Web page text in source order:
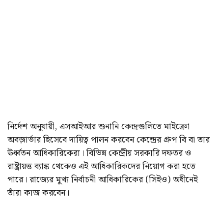
নির্দেশ অনুযায়ী, এসআইআর শুনানি কেন্দ্রগুলিতে মাইক্রো
অবজ়ার্ভার হিসেবে দায়িত্ব পালন করবেন কেন্দ্রের গ্রুপ বি বা তার
ঊর্ধ্বতন আধিকারিকেরা। বিভিন্ন কেন্দ্রীয় সরকারি দফতর ও
রাষ্ট্রায়ত্ত ব্যাঙ্ক থেকেও এই আধিকারিকদের নিয়োগ করা হতে
পারে। রাজ্যের মুখ্য নির্বাচনী আধিকারিকের (সিইও) অধীনেই
তাঁরা কাজ করবেন।